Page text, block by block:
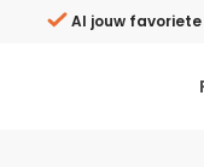
Al jouw